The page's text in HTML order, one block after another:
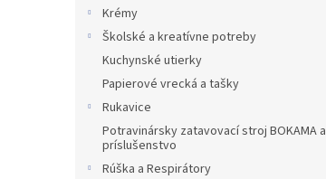
Krémy
Školské a kreatívne potreby
Kuchynské utierky
Papierové vrecká a tašky
Rukavice
Potravinársky zatavovací stroj BOKAMA a
príslušenstvo
Rúška a Respirátory